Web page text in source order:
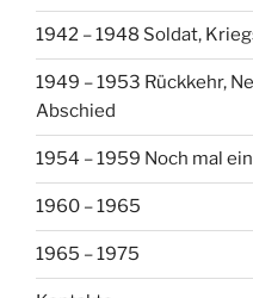
1942 – 1948 Soldat,
1949 – 1953 Rückkehr,
Abschied
1954 – 1959 Noch mal
1960 – 1965
1965 – 1975